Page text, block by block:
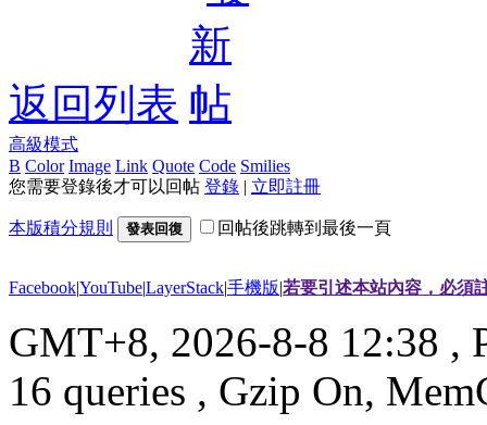
返回列表
高級模式
B Color Image Link Quote Code Smilies
您需要登錄後才可以回帖 登錄 | 立即註冊
本版積分規則 發表回復 回帖後跳轉到最後一頁
Facebook|YouTube|LayerStack|手機版|若要引述本站內容，必須
GMT+8, 2026-8-8 12:38 ,
16 queries , Gzip On,